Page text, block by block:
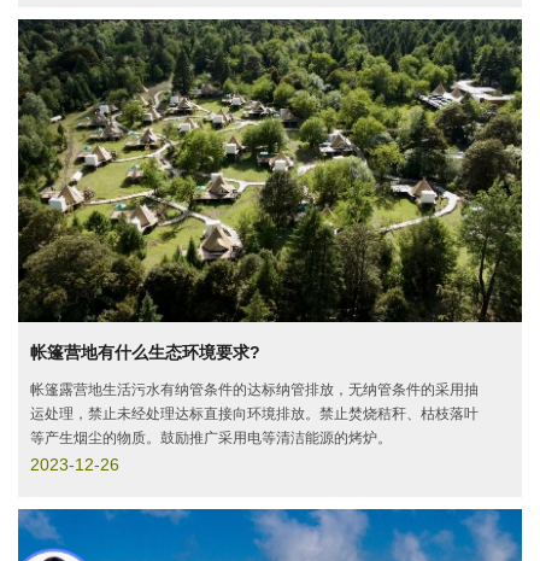
帐篷营地有什么生态环境要求?
帐篷露营地生活污水有纳管条件的达标纳管排放，无纳管条件的采用抽
运处理，禁止未经处理达标直接向环境排放。禁止焚烧秸秆、枯枝落叶
等产生烟尘的物质。鼓励推广采用电等清洁能源的烤炉。
2023-12-26